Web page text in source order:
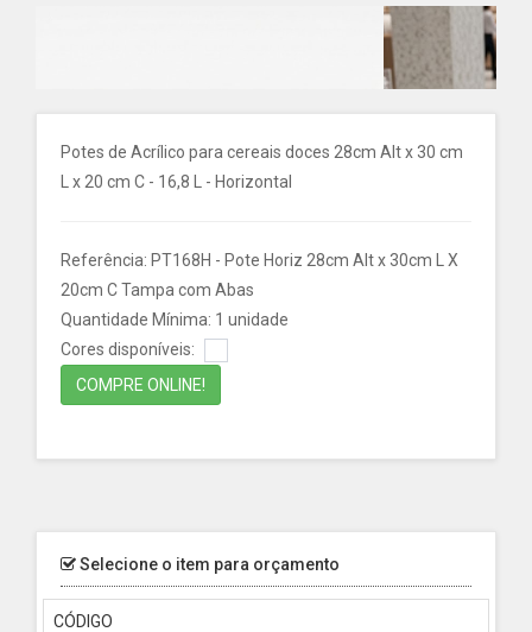
Potes de Acrílico para cereais doces 28cm Alt x 30 cm
L x 20 cm C - 16,8 L - Horizontal
Referência: PT168H - Pote Horiz 28cm Alt x 30cm L X
20cm C Tampa com Abas
Quantidade Mínima: 1 unidade
Cores disponíveis:
COMPRE ONLINE!
Selecione o item para orçamento
CÓDIGO